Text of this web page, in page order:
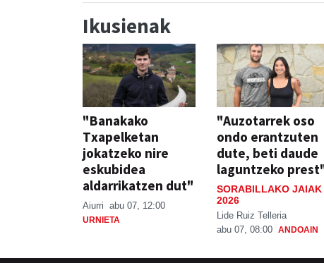
Ikusienak
"Banakako
Txapelketan
jokatzeko nire
eskubidea
aldarrikatzen dut"
Aiurri abu 07, 12:00
URNIETA
"Auzotarrek oso
ondo erantzuten
dute, beti daude
laguntzeko
SORABILLAKO JAIAK
2026
Lide Ruiz Telleria
abu 07, 08:00 ANDOAIN